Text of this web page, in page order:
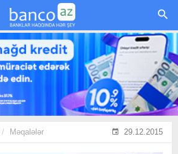
Məqalələr 29.12.2015